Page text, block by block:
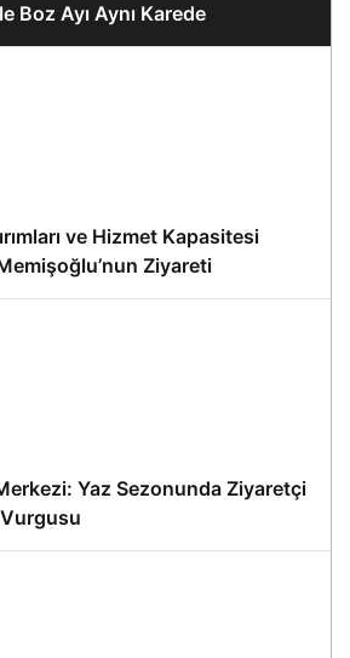
Boz Ayı Aynı Karede
ve Hizmet Kapasitesi
Ziyareti
Yaz Sezonunda Ziyaretçi
Vurgusu